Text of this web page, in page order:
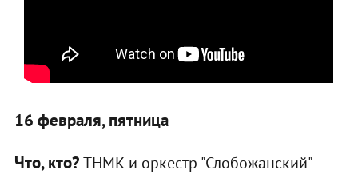
16 февраля, пятница
Что, кто?ТНМК и оркестр "Слобожанский"